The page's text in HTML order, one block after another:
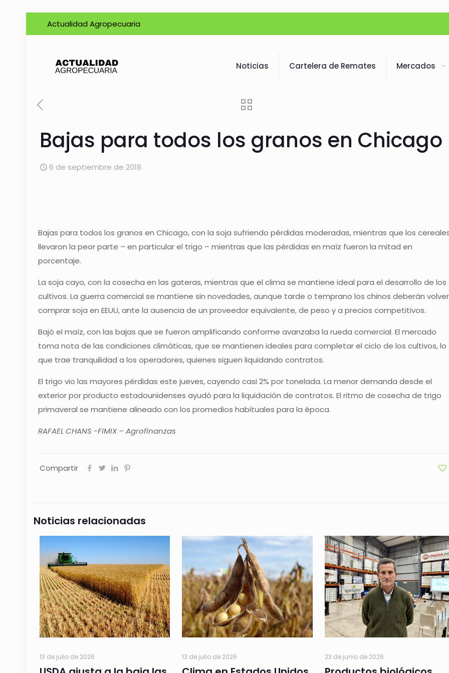
Actualidad Agropecuaria
Noticias Cartelera de Remates Mercados
Bajas para todos los granos en Chicago
6 de septiembre de 2018
Bajas para todos los granos en Chicago, con la soja sufriendo pérdidas moderadas, mientras que los
llevaron la peor parte – en particular el trigo – mientras que las pérdidas en maíz fueron la mitad en
porcentaje.
La soja cayo, con la cosecha en las gateras, mientras que el clima se mantiene ideal para el desarrollo de los
cultivos. La guerra comercial se mantiene sin novedades, aunque tarde o temprano los chinos deberán
comprar soja en EEUU, ante la ausencia de un proveedor equivalente, de peso y a precios competitivos.
Bajó el maíz, con las bajas que se fueron amplificando conforme avanzaba la rueda comercial. El mercado
toma nota de las condiciones climáticas, que se mantienen ideales para completar el ciclo de los cultivos, lo
que trae tranquilidad a los operadores, quienes siguen liquidando contratos.
El trigo vio las mayores pérdidas este jueves, cayendo casi 2% por tonelada. La menor demanda desde el
exterior por producto estadounidenses ayudó para la liquidación de contratos. El ritmo de cosecha de trigo
primaveral se mantiene alineado con los promedios habituales para la época.
RAFAEL CHANS -FIMIX – Agrofinanzas
Compartir
Noticias relacionadas
13 de julio de 2026 13 de julio de 2026 23 de junio de 2026